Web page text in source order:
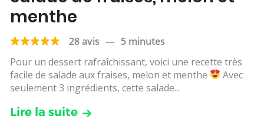
menthe
28 avis — 5 minutes
Pour un dessert rafraîchissant, voici une recette très
facile de salade aux fraises, melon et menthe
Avec
seulement 3 ingrédients, cette salade...
Lire la suite